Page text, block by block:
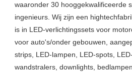
waaronder 30 hooggekwalificeerde
ingenieurs. Wij zijn een
is in LED-verlichtingssets voor
voor auto's/onder gebouwen,
strips, LED-lampen, LED-spots,
wandstralers, downlights,